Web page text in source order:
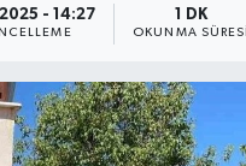
- 14:27 1 DK
OKUNMA SÜRESI